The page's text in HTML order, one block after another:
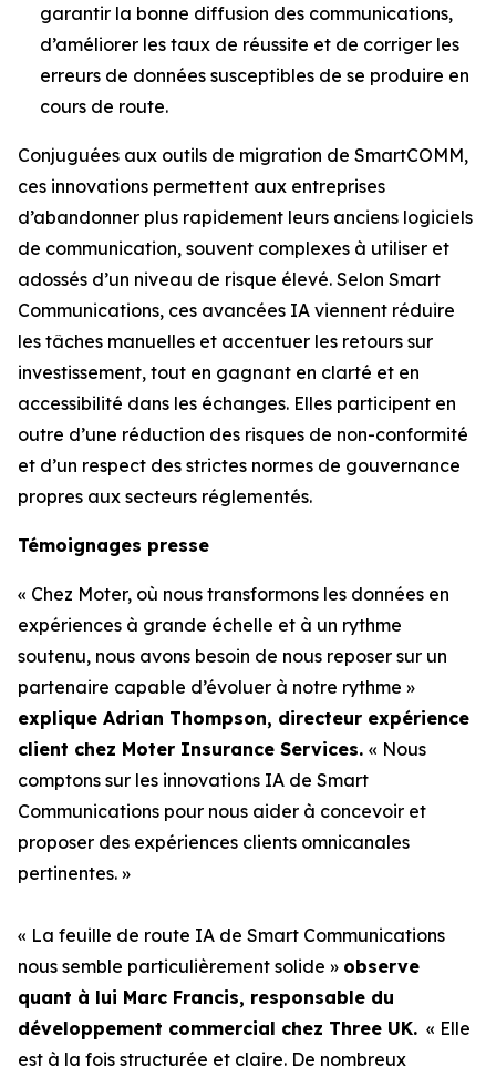
garantir la bonne diffusion des communications,
d’améliorer les taux de réussite et de corriger les
erreurs de données susceptibles de se produire en
cours de route.
Conjuguées aux outils de migration de SmartCOMM,
ces innovations permettent aux entreprises
d’abandonner plus rapidement leurs anciens logiciels
de communication, souvent complexes à utiliser et
adossés d’un niveau de risque élevé. Selon Smart
Communications, ces avancées IA viennent réduire
les tâches manuelles et accentuer les retours sur
investissement, tout en gagnant en clarté et en
accessibilité dans les échanges. Elles participent en
outre d’une réduction des risques de non-conformité
et d’un respect des strictes normes de gouvernance
propres aux secteurs réglementés.
Témoignages presse
« Chez Moter, où nous transformons les données en
expériences à grande échelle et à un rythme
soutenu, nous avons besoin de nous reposer sur un
partenaire capable d’évoluer à notre rythme »
explique Adrian Thompson, directeur expérience
client chez Moter Insurance Services. « Nous
comptons sur les innovations IA de Smart
Communications pour nous aider à concevoir et
proposer des expériences clients omnicanales
pertinentes. »
« La feuille de route IA de Smart Communications
nous semble particulièrement solide » observe
quant à lui Marc Francis, responsable du
développement commercial chez Three UK. « Elle
est à la fois structurée et claire. De nombreux